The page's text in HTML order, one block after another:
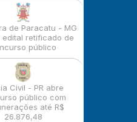
de Paracatu - MG
edital retificado de
público
Civil - PR abre
público com
até R$
26.876,48